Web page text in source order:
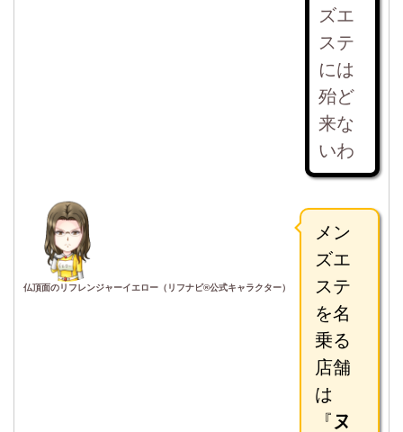
ズエ
ステ
には
殆ど
来な
いわ
仏頂面のリフレンジャーイエロー（リフナビ®公式キャラクター）
メン
ズエ
ステ
を名
乗る
店舗
は
『 ヌ